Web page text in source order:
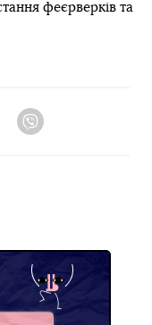
феєрверків та
Telegram